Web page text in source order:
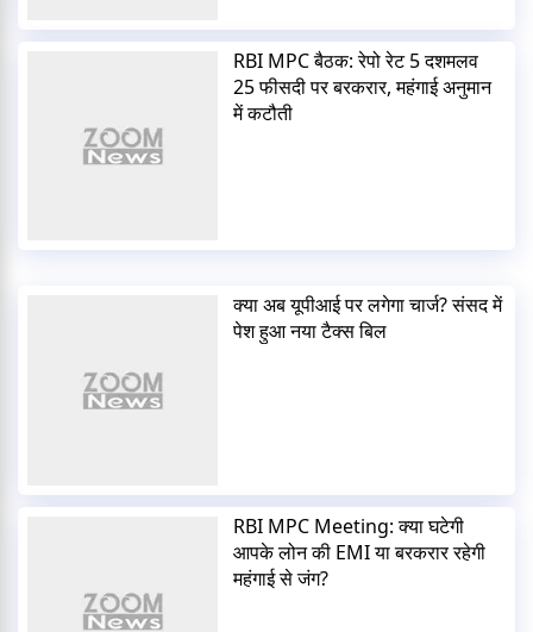
RBI MPC बैठक: रेपो रेट 5 दशमलव
25 फीसदी पर बरकरार, महंगाई अनुमान
में कटौती
क्या अब यूपीआई पर लगेगा चार्ज? संसद में
पेश हुआ नया टैक्स बिल
RBI MPC Meeting: क्या घटेगी
आपके लोन की EMI या बरकरार रहेगी
महंगाई से जंग?